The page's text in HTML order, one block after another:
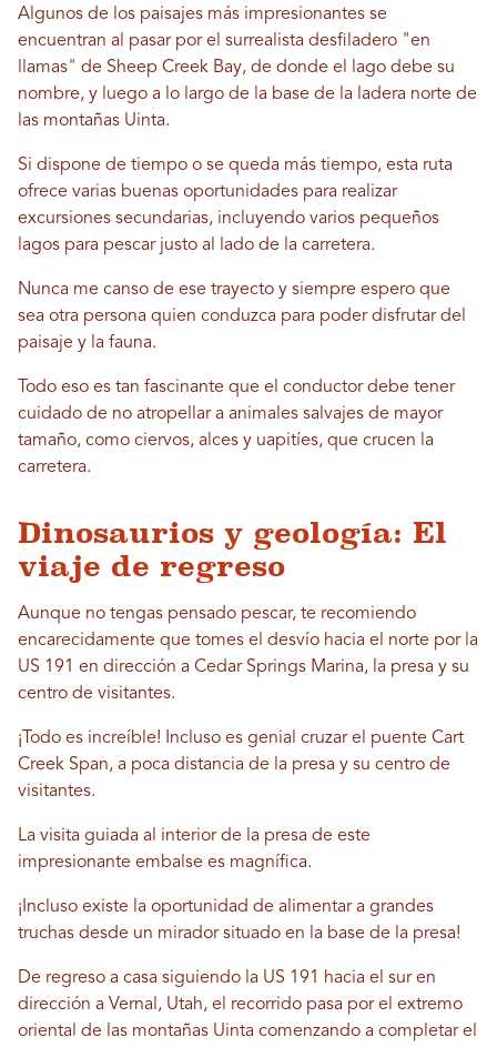
Algunos de los paisajes más impresionantes se
encuentran al pasar por el surrealista desfiladero "en
llamas" de Sheep Creek Bay, de donde el lago debe su
nombre, y luego a lo largo de la base de la ladera norte de
las montañas Uinta.
Si dispone de tiempo o se queda más tiempo, esta ruta
ofrece varias buenas oportunidades para realizar
excursiones secundarias, incluyendo varios pequeños
lagos para pescar justo al lado de la carretera.
Nunca me canso de ese trayecto y siempre espero que
sea otra persona quien conduzca para poder disfrutar del
paisaje y la fauna.
Todo eso es tan fascinante que el conductor debe tener
cuidado de no atropellar a animales salvajes de mayor
tamaño, como ciervos, alces y uapitíes, que crucen la
carretera.
Dinosaurios y geología: El
viaje de regreso
Aunque no tengas pensado pescar, te recomiendo
encarecidamente que tomes el desvío hacia el norte por la
US 191 en dirección a Cedar Springs Marina, la presa y su
centro de visitantes.
¡Todo es increíble! Incluso es genial cruzar el puente Cart
Creek Span, a poca distancia de la presa y su centro de
visitantes.
La visita guiada al interior de la presa de este
impresionante embalse es magnífica.
¡Incluso existe la oportunidad de alimentar a grandes
truchas desde un mirador situado en la base de la presa!
De regreso a casa siguiendo la US 191 hacia el sur en
dirección a Vernal, Utah, el recorrido pasa por el extremo
oriental de las montañas Uinta comenzando a completar el